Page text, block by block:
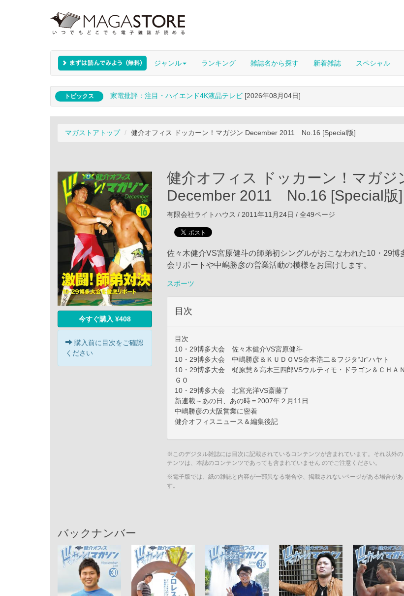
ジャンル ランキング 雑誌名から探す 新着雑誌 スペシャル
トピックス 家電批評：注目・ハイエンド4K液晶テレビ [2026年08月04日]
マガストアトップ 健介オフィス ドッカーン！マガジン December 2011 No.16 [Special版]
今すぐ購入 ¥408
購入前に目次をご確認
ください
健介オフィス ドッカーン！マガジ
December 2011 No.16 [Special版]
有限会社ライトハウス / 2011年11月24日 / 全49ページ
佐々木健介VS宮原健斗の師弟初シングルがおこなわれた10・29博
会リポートや中嶋勝彦の営業活動の模様をお届けします。
スポーツ
目次
目次
10・29博多大会 佐々木健介VS宮原健斗
10・29博多大会 中嶋勝彦＆ＫＵＤＯVS金本浩二＆フジタ“Jr”ハヤト
10・29博多大会 梶原慧＆高木三四郎VSウルティモ・ドラゴン＆ＣＨＡＮ
ＧＯ
10・29博多大会 北宮光洋VS斎藤了
新連載～あの日、あの時＝2007年２月11日
中嶋勝彦の大阪営業に密着
健介オフィスニュース＆編集後記
※このデジタル雑誌には目次に記載されているコンテンツが含まれています。それ以外の
テンツは、本誌のコンテンツであっても含まれていません のでご注意ください。
※電子版では、紙の雑誌と内容が一部異なる場合や、掲載されないページがある場合があ
す。
バックナンバー